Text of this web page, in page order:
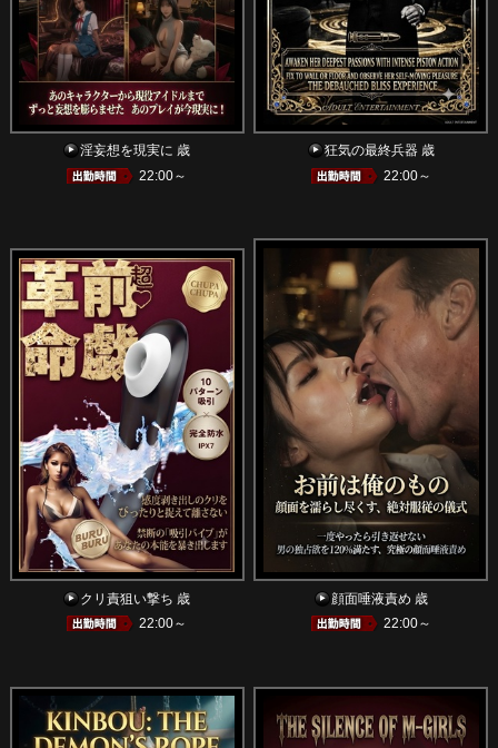
淫妄想を現実に 歳
22:00～
狂気の最終兵器 歳
22:00～
クリ責狙い撃ち 歳
22:00～
顔面唾液責め 歳
22:00～